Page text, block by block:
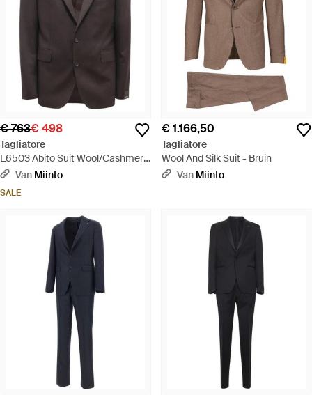
€ 763€ 498
Tagliatore
L6503 Abito Suit Wool/Cashmere
Suit - Bruin
Van Miinto
SALE
€ 1.166,50
Tagliatore
Wool And Silk Suit - Bruin
Van Miinto